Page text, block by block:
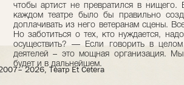
чтобы артист не превратился в
каждом театре было бы правильно
доплачивать из него ветеранам сцены.
Но заботиться о тех, кто нуждается,
осуществить? — Если говорить в
деятелей – это мощная организация.
будет и в дальнейшем.
2026, Театр Et Cetera